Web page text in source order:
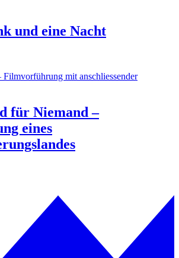
und eine Nacht
Filmvorführung mit anschliessender
für Niemand –
eines